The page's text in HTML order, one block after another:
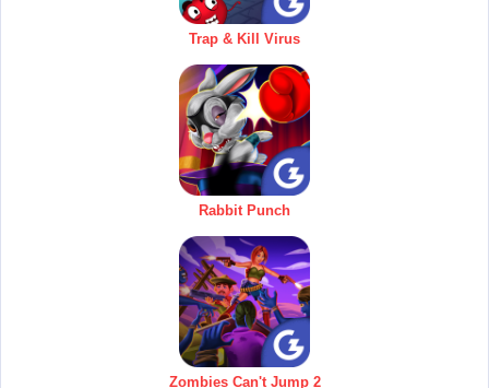
Trap & Kill Virus
Rabbit Punch
Zombies Can't Jump 2